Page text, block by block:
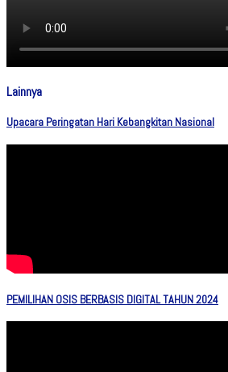
Lainnya
Upacara Peringatan Hari Kebangkitan Nasional
PEMILIHAN OSIS BERBASIS DIGITAL TAHUN 2024